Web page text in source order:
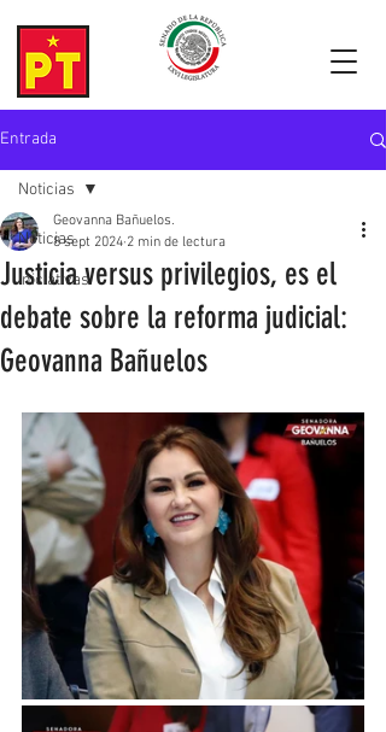
Entrada
Noticias
Iniciativas
Noticias
Justicia versus privilegios, es el
debate sobre la reforma judicial:
Geovanna Bañuelos
Geovanna Bañuelos.
8 sept 2024 2 min de lectura